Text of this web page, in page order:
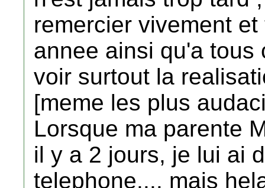
remercier vivement
annee ainsi qu'a tous
voir surtout la
[meme les plus
Lorsque ma parente
il y a 2 jours, je lui ai
telephone.... mais